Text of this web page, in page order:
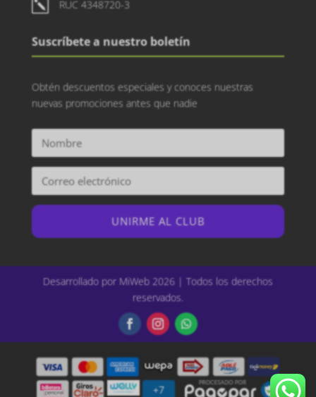
k RUC 4348720-3
Suscríbete a nuestro boletín
Obtén descuentos especiales y conoces nuestras
nuevas promociones antes que nadie
UNIRME AL CLUB
Desarrollado por MiWeb 2026 | Todos los derechos
reservados.